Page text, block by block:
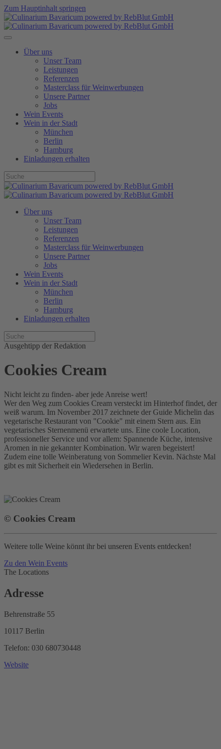
Zum Hauptinhalt springen
Über uns
Unser Team
Leistungen
Referenzen
Masterclass für Weinwerbungen
Unsere Partner
Jobs
Wein Events
Wein in der Stadt
München
Berlin
Hamburg
Einladungen erhalten
Über uns
Unser Team
Leistungen
Referenzen
Masterclass für Weinwerbungen
Unsere Partner
Jobs
Wein Events
Wein in der Stadt
München
Berlin
Hamburg
Einladungen erhalten
Ausgehtipp der Redaktion
Cookies Cream
Nicht leicht zu finden- aber jede Anreise wert!
Wer den Weg zum Cookies Cream versteckt im Hinterhof findet, der
weiß warum. Im November 2017 zeichnete der Guide Michelin das
vegetarische Restaurant von "Cookie" mit einem Stern aus. Ein
vegetarisches Sternenmenü erwartete uns. Eine coole Location,
professioneller Service und vor allem: Spannende Küche, intensive
Aromen in nie gekannter Kombination. Wir waren begeistert!
Zudem eine tolle Weinberatung von Sommelier Kevin. Nächste Mal
gibt es mit Sicherheit ein Wiedersehen in Berlin.
© Cookies Cream
Weitere tolle Weine könnt ihr bei unseren Events entdecken!
Zu den Wein Events
The Locations
Adresse
Behrenstraße 55
10117 Berlin
Telefon: 030 680730448
Website